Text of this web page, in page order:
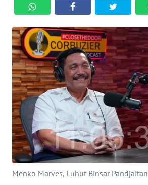
Menko Marves, Luhut Binsar Pandjaitan
KRIMINAL
EKUIN
SAINS-TEKNO
KESEHATAN
INTERNASIONAL
SERBA-SERBI